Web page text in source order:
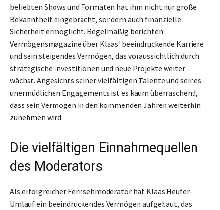
beliebten Shows und Formaten hat ihm nicht nur große
Bekanntheit eingebracht, sondern auch finanzielle
Sicherheit ermöglicht. Regelmäßig berichten
Vermögensmagazine über Klaas‘ beeindruckende Karriere
und sein steigendes Vermögen, das voraussichtlich durch
strategische Investitionen und neue Projekte weiter
wächst. Angesichts seiner vielfältigen Talente und seines
unermüdlichen Engagements ist es kaum überraschend,
dass sein Vermögen in den kommenden Jahren weiterhin
zunehmen wird.
Die vielfältigen Einnahmequellen
des Moderators
Als erfolgreicher Fernsehmoderator hat Klaas Heufer-
Umlauf ein beeindruckendes Vermögen aufgebaut, das